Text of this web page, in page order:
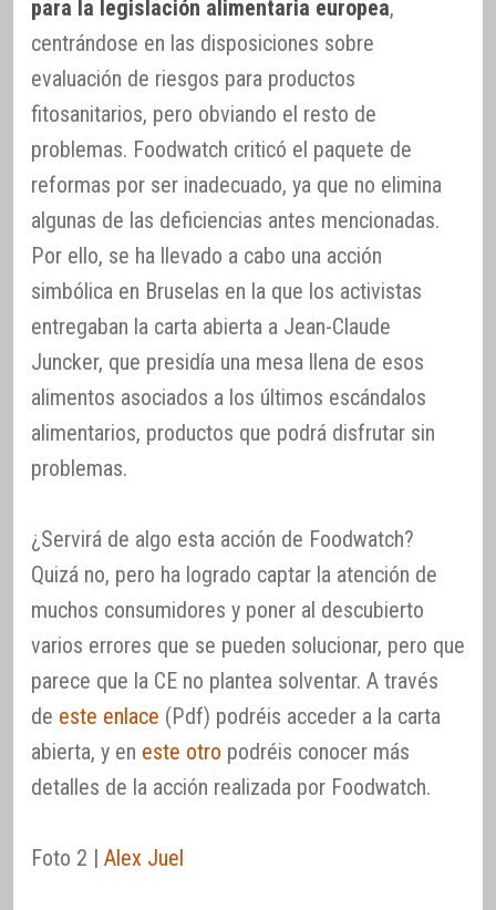
para la legislación alimentaria europea,
centrándose en las disposiciones sobre
evaluación de riesgos para productos
fitosanitarios, pero obviando el resto de
problemas. Foodwatch criticó el paquete de
reformas por ser inadecuado, ya que no elimina
algunas de las deficiencias antes mencionadas.
Por ello, se ha llevado a cabo una acción
simbólica en Bruselas en la que los activistas
entregaban la carta abierta a Jean-Claude
Juncker, que presidía una mesa llena de esos
alimentos asociados a los últimos escándalos
alimentarios, productos que podrá disfrutar sin
problemas.
¿Servirá de algo esta acción de Foodwatch?
Quizá no, pero ha logrado captar la atención de
muchos consumidores y poner al descubierto
varios errores que se pueden solucionar, pero que
parece que la CE no plantea solventar. A través
de este enlace (Pdf) podréis acceder a la carta
abierta, y en este otro podréis conocer más
detalles de la acción realizada por Foodwatch.
Foto 2 | Alex Juel